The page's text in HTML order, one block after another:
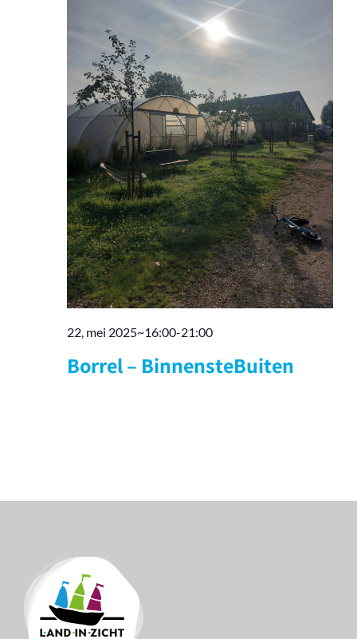
22, mei 2025~16:00-21:00
Borrel – BinnensteBuiten